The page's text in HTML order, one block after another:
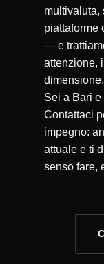
multivaluta,
piattaforme
— e
attenzione,
dimensione.
Sei a Bari
Contattaci
impegno:
attuale e ti
senso fare,